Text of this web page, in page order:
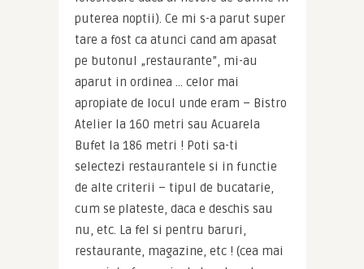
puterea noptii). Ce mi s-a parut super
tare a fost ca atunci cand am apasat
pe butonul „restaurante”, mi-au
aparut in ordinea … celor mai
apropiate de locul unde eram – Bistro
Atelier la 160 metri sau Acuarela
Bufet la 186 metri ! Poti sa-ti
selectezi restaurantele si in functie
de alte criterii – tipul de bucatarie,
cum se plateste, daca e deschis sau
nu, etc. La fel si pentru baruri,
restaurante, magazine, etc ! (cea mai